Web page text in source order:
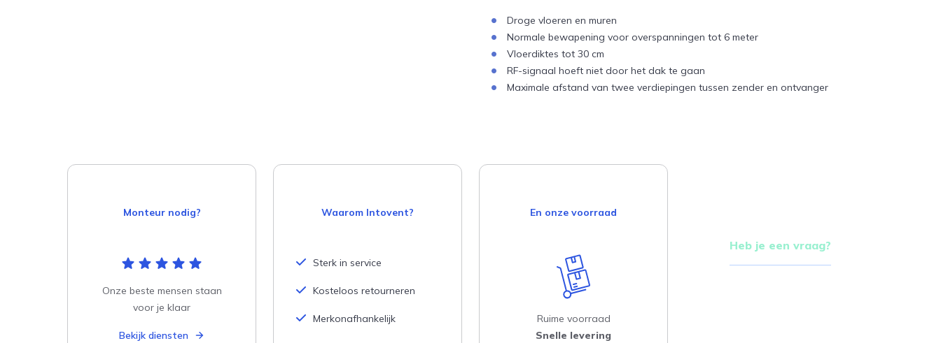
Droge vloeren en muren
Normale bewapening voor overspanningen tot 6 meter
Vloerdiktes tot 30 cm
RF-signaal hoeft niet door het dak te gaan
Maximale afstand van twee verdiepingen tussen zender en ontvanger
Monteur nodig?
Onze beste mensen staan
voor je klaar
Bekijk diensten
Waarom Intovent?
Sterk in service
Kosteloos retourneren
Merkonafhankelijk
En onze voorraad
Ruime voorraad
Snelle levering
Heb je een vraag?